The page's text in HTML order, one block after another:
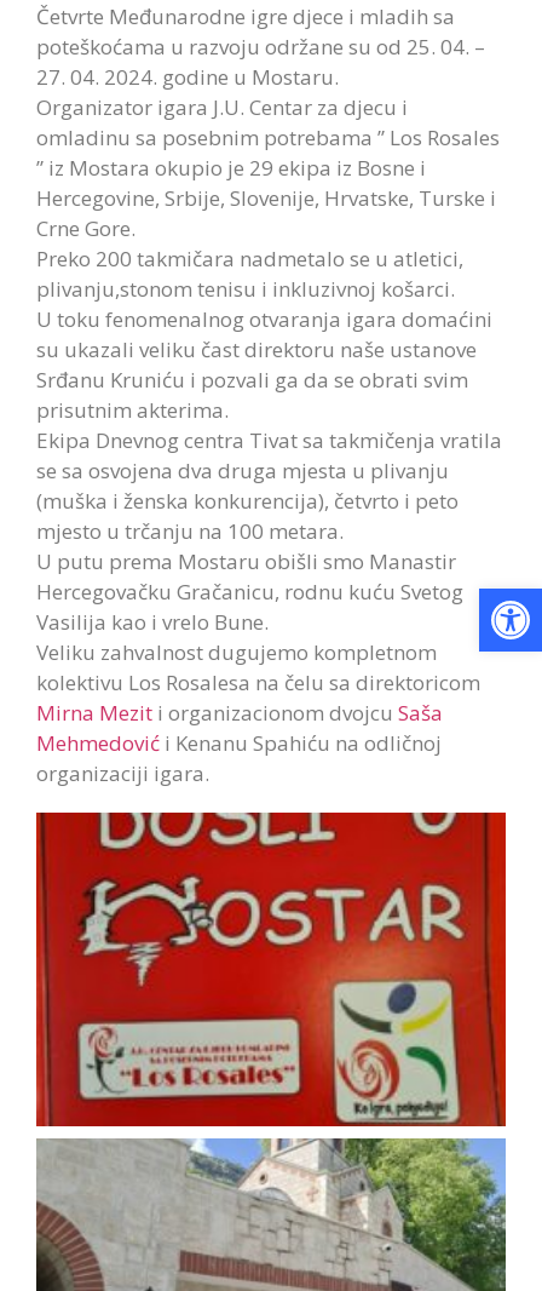
Četvrte Međunarodne igre djece i mladih sa
poteškoćama u razvoju održane su od 25. 04. –
27. 04. 2024. godine u Mostaru.
Organizator igara J.U. Centar za djecu i
omladinu sa posebnim potrebama ” Los Rosales
” iz Mostara okupio je 29 ekipa iz Bosne i
Hercegovine, Srbije, Slovenije, Hrvatske, Turske i
Crne Gore.
Preko 200 takmičara nadmetalo se u atletici,
plivanju,stonom tenisu i inkluzivnoj košarci.
U toku fenomenalnog otvaranja igara domaćini
su ukazali veliku čast direktoru naše ustanove
Srđanu Kruniću i pozvali ga da se obrati svim
prisutnim akterima.
Ekipa Dnevnog centra Tivat sa takmičenja vratila
se sa osvojena dva druga mjesta u plivanju
(muška i ženska konkurencija), četvrto i peto
mjesto u trčanju na 100 metara.
U putu prema Mostaru obišli smo Manastir
Hercegovačku Gračanicu, rodnu kuću Svetog
Vasilija kao i vrelo Bune.
Veliku zahvalnost dugujemo kompletnom
kolektivu Los Rosalesa na čelu sa direktoricom
Mirna Mezit i organizacionom dvojcu Saša
Mehmedović i Kenanu Spahiću na odličnoj
organizaciji igara.